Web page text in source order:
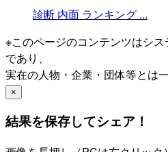
診断 内面 ランキング ...
※このページのコンテンツはシ
であり、
実在の人物・企業・団体等とは
×
結果を保存してシェア！